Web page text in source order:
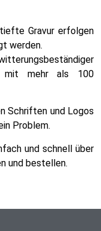
Gravur erfolgen
werden.
mit mehr als 100
Schriften und Logos
Problem.
und schnell über
und bestellen.